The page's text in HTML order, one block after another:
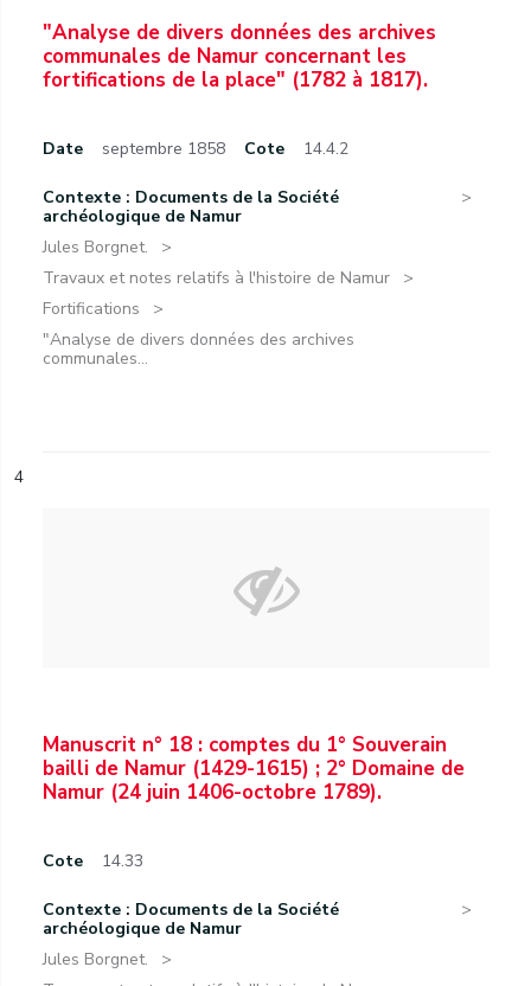
"Analyse de divers données des archives
communales de Namur concernant les
fortifications de la place" (1782 à 1817).
Date septembre 1858 Cote 14.4.2
Contexte : Documents de la Société
archéologique de Namur
Jules Borgnet.
Travaux et notes relatifs à l'histoire de Namur
Fortifications
"Analyse de divers données des archives
communales...
4
Manuscrit n° 18 : comptes du 1° Souverain
bailli de Namur (1429-1615) ; 2° Domaine de
Namur (24 juin 1406-octobre 1789).
Cote 14.33
Contexte : Documents de la Société
archéologique de Namur
Jules Borgnet.